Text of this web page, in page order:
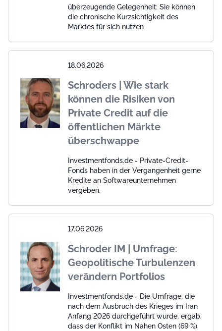
überzeugende Gelegenheit: Sie können
die chronische Kurzsichtigkeit des
Marktes für sich nutzen
18.06.2026
Schroders | Wie stark
können die Risiken von
Private Credit auf die
öffentlichen Märkte
überschwappe
Investmentfonds.de - Private-Credit-
Fonds haben in der Vergangenheit gerne
Kredite an Softwareunternehmen
vergeben.
17.06.2026
Schroder IM | Umfrage:
Geopolitische Turbulenzen
verändern Portfolios
Investmentfonds.de - Die Umfrage, die
nach dem Ausbruch des Krieges im Iran
Anfang 2026 durchgeführt wurde, ergab,
dass der Konflikt im Nahen Osten (69 %)